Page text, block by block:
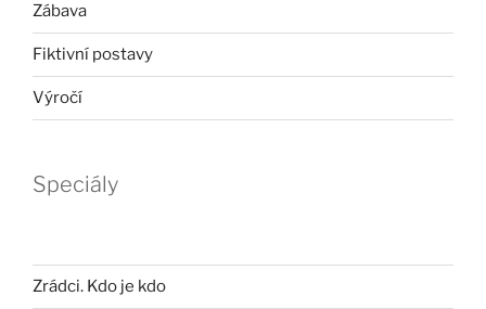
Zábava
Fiktivní postavy
Výročí
Speciály
Zrádci. Kdo je kdo